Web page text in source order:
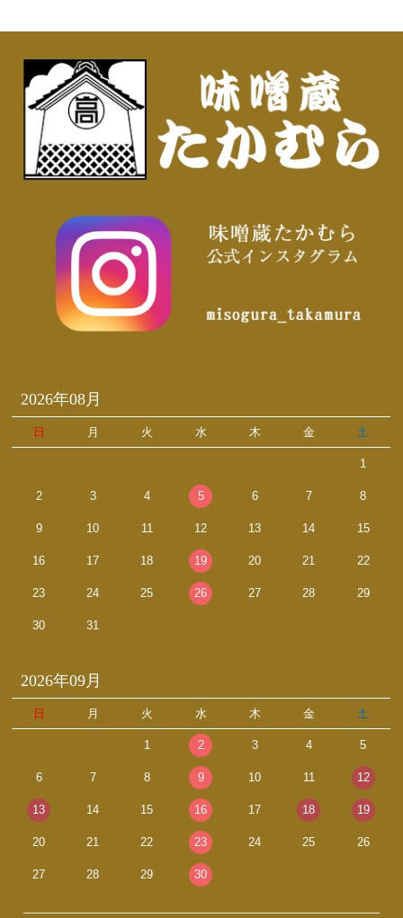
2026年08月
日 月 火 水 木 金 土
1
2 3 4 5 6 7 8
9 10 11 12 13 14 15
16 17 18 19 20 21 22
23 24 25 26 27 28 29
30 31
2026年09月
日 月 火 水 木 金 土
1 2 3 4 5
6 7 8 9 10 11 12
13 14 15 16 17 18 19
20 21 22 23 24 25 26
27 28 29 30